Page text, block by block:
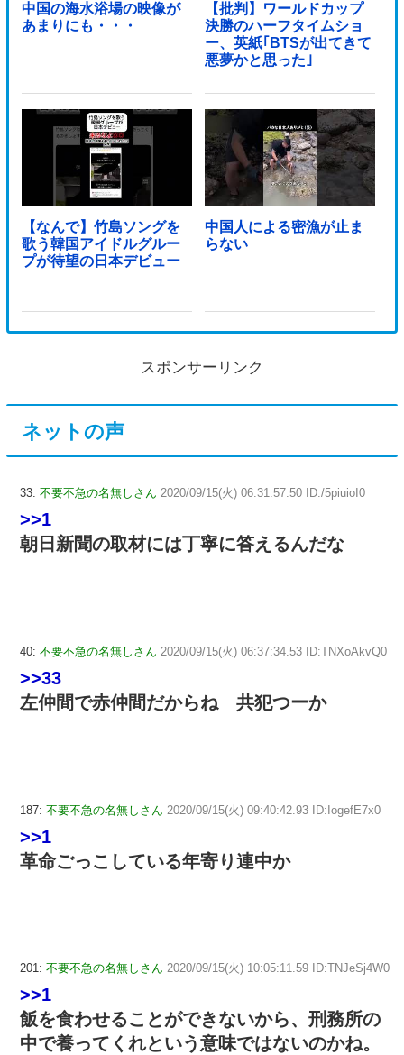
中国の海水浴場の映像が
あまりにも・・・
【批判】ワールドカップ
決勝のハーフタイムショ
ー、英紙｢BTSが出てきて
悪夢かと思った｣
【なんで】竹島ソングを
歌う韓国アイドルグルー
プが待望の日本デビュー
中国人による密漁が止ま
らない
スポンサーリンク
ネットの声
33: 不要不急の名無しさん 2020/09/15(火) 06:31:57.50 ID:/5piuioI0
>>1
朝日新聞の取材には丁寧に答えるんだな
40: 不要不急の名無しさん 2020/09/15(火) 06:37:34.53 ID:TNXoAkvQ0
>>33
左仲間で赤仲間だからね 共犯つーか
187: 不要不急の名無しさん 2020/09/15(火) 09:40:42.93 ID:IogefE7x0
>>1
革命ごっこしている年寄り連中か
201: 不要不急の名無しさん 2020/09/15(火) 10:05:11.59 ID:TNJeSj4W0
>>1
飯を食わせることができないから、刑務所の
中で養ってくれという意味ではないのかね。